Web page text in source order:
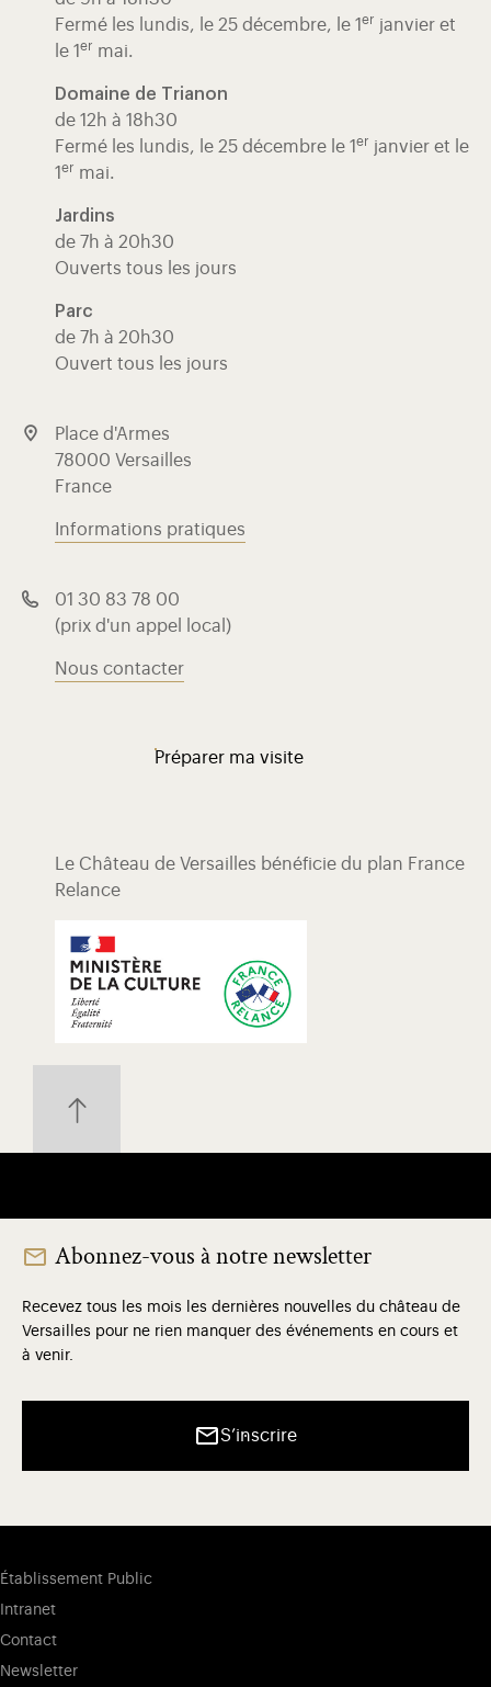
Fermé les lundis, le 25 décembre, le 1 er janvier et
le 1 er mai.
Domaine de Trianon
de 12h à 18h30
Fermé les lundis, le 25 décembre le 1 er janvier et le
1 er mai.
Jardins
de 7h à 20h30
Ouverts tous les jours
Parc
de 7h à 20h30
Ouvert tous les jours
Place d'Armes
78000 Versailles
France
Informations pratiques
01 30 83 78 00
(prix d'un appel local)
Nous contacter
Préparer ma visite
Le Château de Versailles bénéficie du plan France
Relance
Abonnez-vous à notre newsletter
Recevez tous les mois les dernières nouvelles du château de
Versailles pour ne rien manquer des événements en cours et
à venir.
S’inscrire
Établissement Public
Intranet
Contact
Newsletter